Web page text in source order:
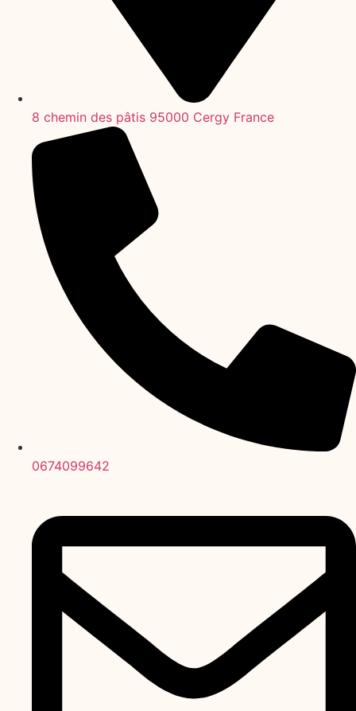
8 chemin des pâtis 95000 Cergy France
0674099642